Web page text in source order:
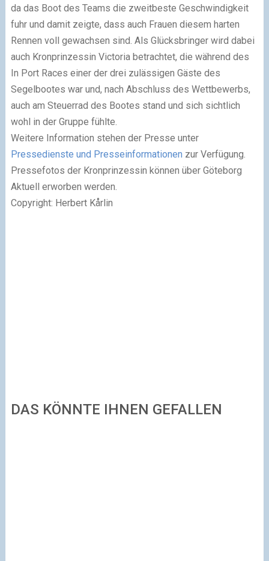
da das Boot des Teams die zweitbeste Geschwindigkeit
fuhr und damit zeigte, dass auch Frauen diesem harten
Rennen voll gewachsen sind. Als Glücksbringer wird dabei
auch Kronprinzessin Victoria betrachtet, die während des
In Port Races einer der drei zulässigen Gäste des
Segelbootes war und, nach Abschluss des Wettbewerbs,
auch am Steuerrad des Bootes stand und sich sichtlich
wohl in der Gruppe fühlte.
Weitere Information stehen der Presse unter
Pressedienste und Presseinformationen zur Verfügung.
Pressefotos der Kronprinzessin können über Göteborg
Aktuell erworben werden.
Copyright: Herbert Kårlin
DAS KÖNNTE IHNEN GEFALLEN